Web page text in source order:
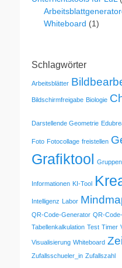
Whiteboard (1)
Schlagwörter
Arbeitsblätter
Bildschirmfreigabe Biologie
Darstellende Geometrie
Foto Fotocollage freistellen
Grafiktool
Informationen KI-Tool
Intelligenz Labor
QR-Code-Generator QR-
Tabellenkalkulation Test Timer
Visualisierung Whiteboard
Zufallsschueler_in Zufallszahl